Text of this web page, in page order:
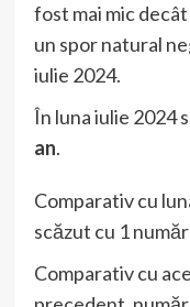
fost mai mic
un spor natural
iulie 2024.
În luna iulie 2024
an.
Comparativ cu
scăzut cu 1
Comparativ cu